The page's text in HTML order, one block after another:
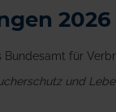
für
und